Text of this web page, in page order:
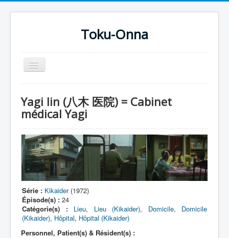
Toku-Onna
Basculer
la
Toku-Actrices
Séries
Films
COSAA
Dessins
Artiste Asperger
Lexique
Yagi Iin (八木 医院) = Cabinet
médical Yagi
Série : Kikaider(1972)
Épisode(s) : 24
Catégorie(s) :
Lieu, Lieu (Kikaider), Domicile, Domicile
(Kikaider), Hôpital, Hôpital (Kikaider)
Personnel, Patient(s) & Résident(s) :